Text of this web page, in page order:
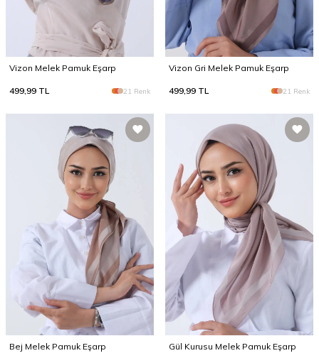
Vizon Melek Pamuk Eşarp
499,99 TL 21 Renk
Vizon Gri Melek Pamuk Eşarp
499,99 TL 21 Renk
Bej Melek Pamuk Eşarp Gül Kurusu Melek Pamuk Eşarp